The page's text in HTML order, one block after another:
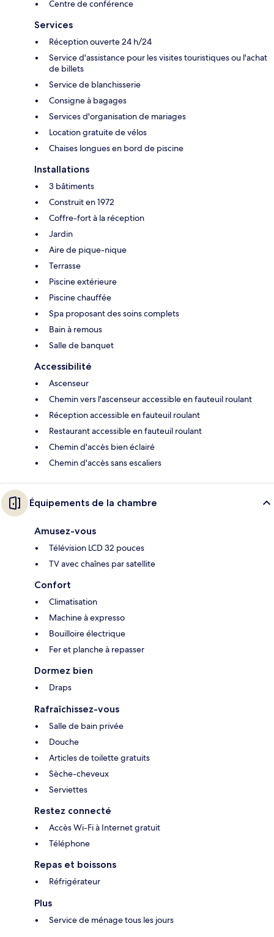
Centre de conférence
Services
Réception ouverte 24 h/24
Service d'assistance pour les visites touristiques ou l'achat
de billets
Service de blanchisserie
Consigne à bagages
Services d'organisation de mariages
Location gratuite de vélos
Chaises longues en bord de piscine
Installations
3 bâtiments
Construit en 1972
Coffre-fort à la réception
Jardin
Aire de pique-nique
Terrasse
Piscine extérieure
Piscine chauffée
Spa proposant des soins complets
Bain à remous
Salle de banquet
Accessibilité
Ascenseur
Chemin vers l'ascenseur accessible en fauteuil roulant
Réception accessible en fauteuil roulant
Restaurant accessible en fauteuil roulant
Chemin d'accès bien éclairé
Chemin d'accès sans escaliers
Équipements de la chambre
Amusez-vous
Télévision LCD 32 pouces
TV avec chaînes par satellite
Confort
Climatisation
Machine à expresso
Bouilloire électrique
Fer et planche à repasser
Dormez bien
Draps
Rafraîchissez-vous
Salle de bain privée
Douche
Articles de toilette gratuits
Sèche-cheveux
Serviettes
Restez connecté
Accès Wi-Fi à Internet gratuit
Téléphone
Repas et boissons
Réfrigérateur
Plus
Service de ménage tous les jours